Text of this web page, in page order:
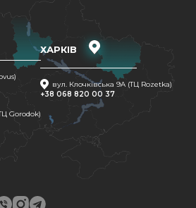
Gorodok)
ХАРКІВ
вул. Клочківська 9A (ТЦ Rozetka)
+38 068 820 00 37